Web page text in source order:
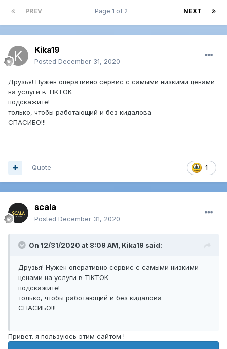
PREV NEXT
Page 1 of 2
Kika19
Posted December 31, 2020
Друзья! Нужен оперативно сервис с самыми низкими ценами
на услуги в TIKTOK
подскажите!
только, чтобы работающий и без кидалова
СПАСИБО!!!
1
Quote
scala
Posted December 31, 2020
On 12/31/2020 at 8:09 AM, Kika19 said:
Друзья! Нужен оперативно сервис с самыми низкими
ценами на услуги в TIKTOK
подскажите!
только, чтобы работающий и без кидалова
СПАСИБО!!!
Привет. я пользуюсь этим сайтом !